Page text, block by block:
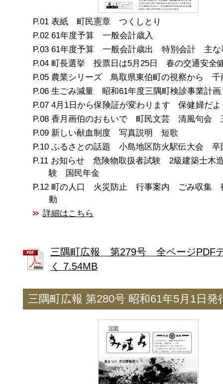
表紙 町民憲章 つくしとり
61年度予算 一般会計歳入
61年度予算 一般会計歳出 特別会計 主な
町長選挙 投票日は5月25日 春の交通安全
農業シリーズ 鳥取県東伯町の視察から 千
生ごみ減量 昭和61年度三隅町検診事業計画
4月1日から保険証が変わります 保健婦だよ
香月画伯のおもいで 町民文芸 清風句会
新しい献血制度 写真説明 短歌
ふるさとの話題 小島地区防火駅伝大会 卒
お知らせ 危険物取扱者試験 2級建築士木
験 国民年金
町の人口 火災防止 行事案内 ごみ収集
動
詳細はこちら
三隅町広報 第279号 全ページPDF
く 7.54MB
三隅町広報 第280号 昭和61年5月1日発